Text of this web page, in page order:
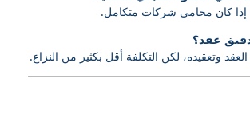
إذا كان محامي شركات متكامل.
عقد؟
وتعقيده، لكن التكلفة أقل بكثير من النزاع.